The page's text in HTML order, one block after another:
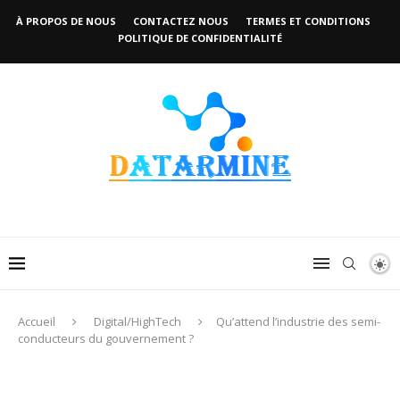
À PROPOS DE NOUS CONTACTEZ NOUS
TERMES ET CONDITIONS
POLITIQUE DE CONFIDENTIALITÉ
Accueil Digital/HighTech
Qu’attend l’industrie des semi-
conducteurs du gouvernement ?